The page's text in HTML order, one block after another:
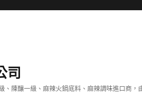
司
、陳釀一級、麻辣火鍋底料、麻辣調味進口商